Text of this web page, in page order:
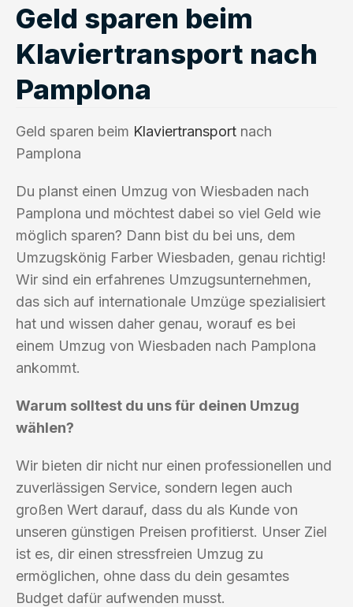
Geld sparen beim
Klaviertransport nach
Pamplona
Geld sparen beim Klaviertransport nach
Pamplona
Du planst einen Umzug von Wiesbaden nach
Pamplona und möchtest dabei so viel Geld wie
möglich sparen? Dann bist du bei uns, dem
Umzugskönig Farber Wiesbaden, genau richtig!
Wir sind ein erfahrenes Umzugsunternehmen,
das sich auf internationale Umzüge spezialisiert
hat und wissen daher genau, worauf es bei
einem Umzug von Wiesbaden nach Pamplona
ankommt.
Warum solltest du uns für deinen Umzug
wählen?
Wir bieten dir nicht nur einen professionellen und
zuverlässigen Service, sondern legen auch
großen Wert darauf, dass du als Kunde von
unseren günstigen Preisen profitierst. Unser Ziel
ist es, dir einen stressfreien Umzug zu
ermöglichen, ohne dass du dein gesamtes
Budget dafür aufwenden musst.